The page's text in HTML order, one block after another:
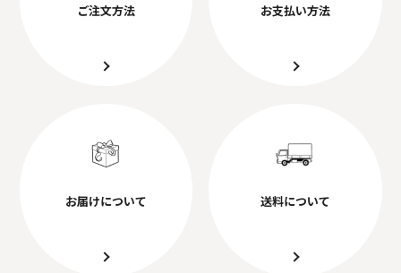
ご注文方法 お支払い方法
お届けについて 送料について